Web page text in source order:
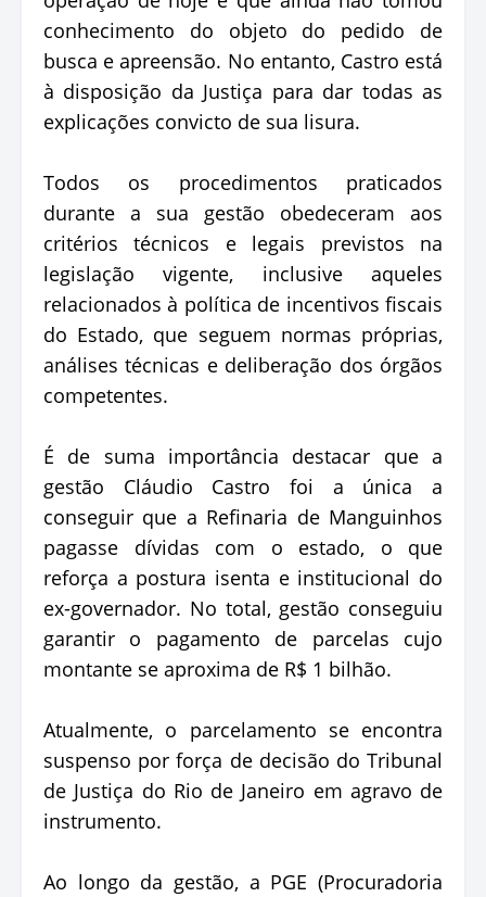
conhecimento do objeto do pedido de
busca e apreensão. No entanto, Castro está
à disposição da Justiça para dar todas as
explicações convicto de sua lisura.
Todos os procedimentos praticados
durante a sua gestão obedeceram aos
critérios técnicos e legais previstos na
legislação vigente, inclusive aqueles
relacionados à política de incentivos fiscais
do Estado, que seguem normas próprias,
análises técnicas e deliberação dos órgãos
competentes.
É de suma importância destacar que a
gestão Cláudio Castro foi a única a
conseguir que a Refinaria de Manguinhos
pagasse dívidas com o estado, o que
reforça a postura isenta e institucional do
ex-governador. No total, gestão conseguiu
garantir o pagamento de parcelas cujo
montante se aproxima de R$ 1 bilhão.
Atualmente, o parcelamento se encontra
suspenso por força de decisão do Tribunal
de Justiça do Rio de Janeiro em agravo de
instrumento.
Ao longo da gestão, a PGE (Procuradoria